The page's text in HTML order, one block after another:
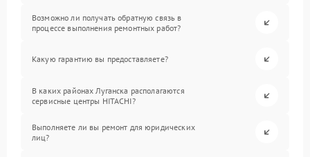
Возможно ли получать обратную связь в
процессе выполнения ремонтных работ?
Какую гарантию вы предоставляете?
В каких районах Луганска располагаются
сервисные центры HITACHI?
Выполняете ли вы ремонт для юридических
лиц?